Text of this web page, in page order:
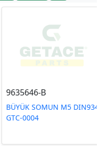
9635646-B
BÜYÜK SOMUN M5 DIN934
GTC-0004